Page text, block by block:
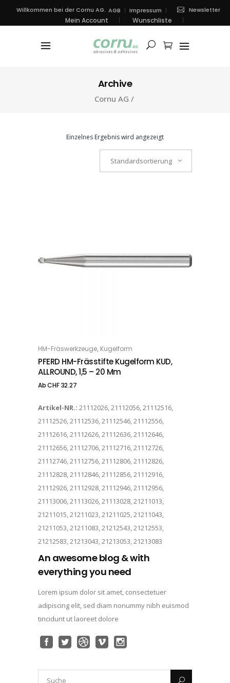
Willkommen bei der Cornu AG. AGB Impressum Newsletter
Mein Account Wunschliste
Archive
Cornu AG /
Einzelnes Ergebnis wird angezeigt
Standardsortierung
OPTIONS
HM-Fräswerkzeuge, Kugelform
PFERD HM-Frässtifte Kugelform KUD,
ALLROUND, 1,5 – 20 Mm
AbCHF32.27
Artikel-NR.: 21112026, 21112056, 21112516,
21112526, 21112536, 21112546, 21112556,
21112616, 21112626, 21112636, 21112646,
21112656, 21112706, 21112716, 21112726,
21112746, 21112756, 21112806, 21112826,
21112828, 21112846, 21112856, 21112916,
21112926, 21112928, 21112946, 21112956,
21113006, 21113026, 21113028, 21211013,
21211015, 21211023, 21211025, 21211043,
21211053, 21211083, 21212543, 21212553,
21212583, 21213043, 21213053, 21213083
An awesome blog & with
everything you need
Lorem ipsum dolor sit amet, consectetuer
adipiscing elit, sed diam nonummy nibh euismod
tincidunt ut laoreet dolore